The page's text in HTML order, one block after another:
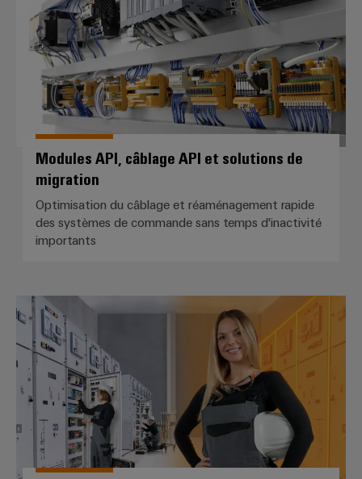
Modules API, câblage API et solutions de
migration
Optimisation du câblage et réaménagement rapide
des systèmes de commande sans temps d'inactivité
importants
Solutions de migration